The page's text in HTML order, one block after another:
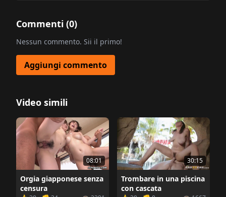
Commenti (0)
Nessun commento. Sii il primo!
Aggiungi commento
Video simili
08:01
Orgia giapponese senza
censura
30:15
Trombare in una piscina
con cascata